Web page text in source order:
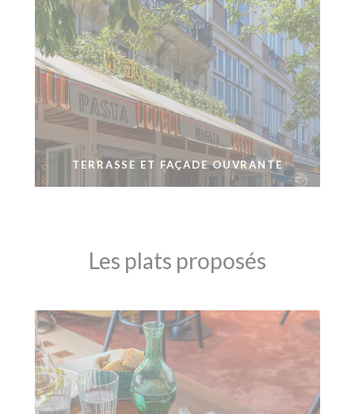
TERRASSE ET FAÇADE OUVRANTE
Les plats proposés